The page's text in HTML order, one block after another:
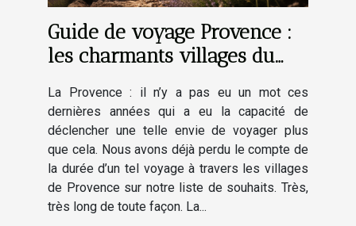
Guide de voyage Provence :
les charmants villages du
La Provence : il n’y a pas eu un mot ces
dernières années qui a eu la capacité de
déclencher une telle envie de voyager plus
que cela. Nous avons déjà perdu le compte de
la durée d’un tel voyage à travers les villages
de Provence sur notre liste de souhaits. Très,
très long de toute façon. La...